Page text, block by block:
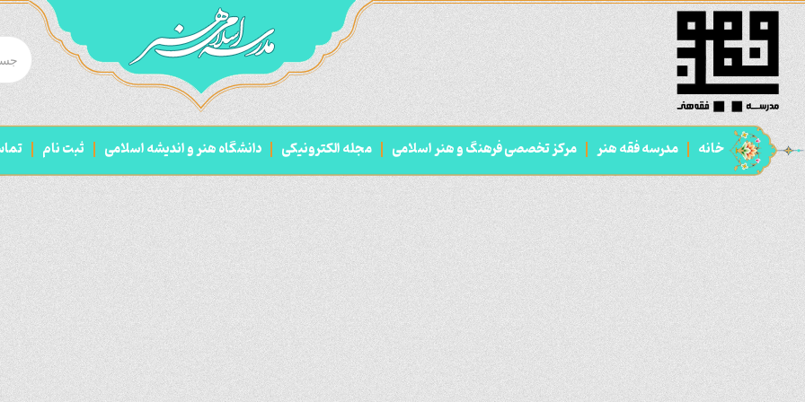
خانه مدرسه فقه هنر مرکز تخصصی فرهنگ و هنر اسلامی مجله الکترونیکی دانشگاه هنر و اندیشه اسلامی ثبت نام